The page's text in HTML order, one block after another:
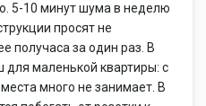
5-10 минут шума в неделю
просят не
получаса за один раз. В
маленькой квартиры: с
много не занимает. В